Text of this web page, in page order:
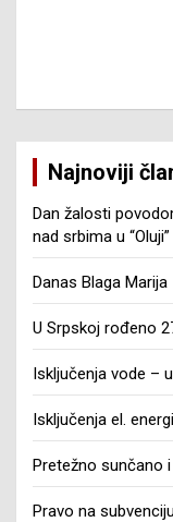
Najnoviji
Dan žalosti
nad srbima u “Oluji”
Danas Blaga Marija
U Srpskoj rođeno
Isključenja vode –
Isključenja el.
Pretežno sunčano
Pravo na